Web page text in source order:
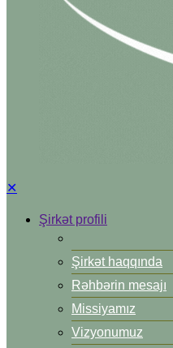
✕
Şirkət profili
Şirkət haqqında
Rəhbərin mesajı
Missiyamız
Vizyonumuz